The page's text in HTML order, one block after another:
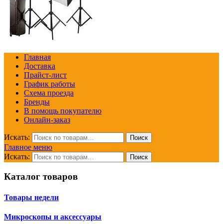
Главная
Доставка
Прайст-лист
График работы
Схема проезда
Бренды
В помощь покупателю
Онлайн-заказ
Искать: Поиск
Главное меню
Искать:
Поиск
Каталог товаров
Товары недели
Микроскопы и аксессуары